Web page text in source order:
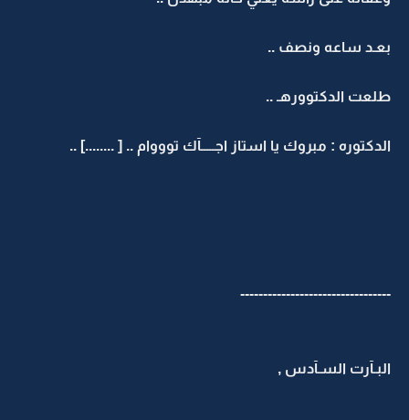
بعـد ساعه ونصف ..
طلعت الدكتوورهـ ..
الدكتوره : مبروك يا استاز اجـــــآك توووام .. [ ........] ..
---------------------------------
البـآرت السـآدس ,